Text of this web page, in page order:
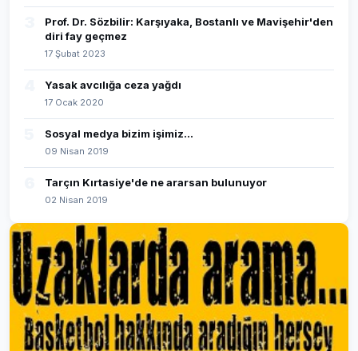
Prof. Dr. Sözbilir: Karşıyaka, Bostanlı ve Mavişehir'den
diri fay geçmez
17 Şubat 2023
Yasak avcılığa ceza yağdı
17 Ocak 2020
Sosyal medya bizim işimiz...
09 Nisan 2019
Tarçın Kırtasiye'de ne ararsan bulunuyor
02 Nisan 2019